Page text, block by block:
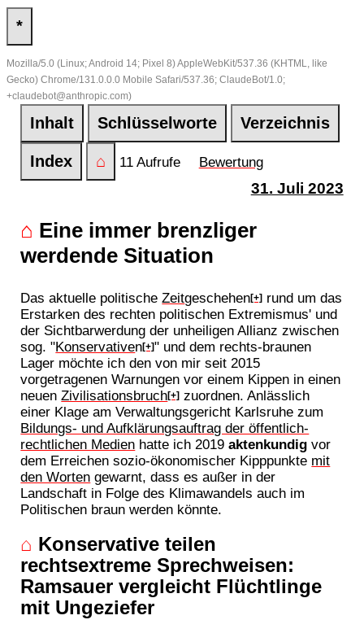
*
Mozilla/5.0 (Linux; Android 14; Pixel 8) AppleWebKit/537.36 (KHTML, like
Gecko) Chrome/131.0.0.0 Mobile Safari/537.36; ClaudeBot/1.0;
+claudebot@anthropic.com)
Inhalt Schlüsselworte Verzeichnis
Index ⌂ 11 Aufrufe Bewertung
31. Juli 2023
⌂ Eine immer brenzliger
werdende Situation
Das aktuelle politischeZeitgeschehen[+] rund um das
Erstarken des rechten politischen Extremismus' und
der Sichtbarwerdung der unheiligen Allianz zwischen
sog. "Konservativen[+]" und dem rechts-braunen
Lager möchte ich den von mir seit 2015
vorgetragenen Warnungen vor einem Kippen in einen
neuenZivilisationsbruch[+] zuordnen. Anlässlich
einer Klage am Verwaltungsgericht Karlsruhe zum
Bildungs- und Aufklärungsauftrag der öffentlich-
rechtlichen Medien hatte ich 2019aktenkundig vor
dem Erreichen sozio-ökonomischer Kipppunkte mit
den Worten gewarnt, dass es außer in der
Landschaft in Folge des Klimawandels auch im
Politischen braun werden könnte.
⌂ Konservative teilen
rechtsextreme Sprechweisen:
Ramsauer vergleicht Flüchtlinge
mit Ungeziefer